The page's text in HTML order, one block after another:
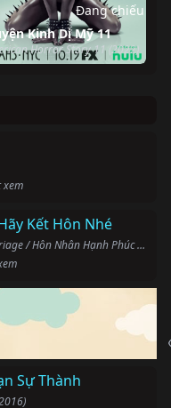
Kinh Dị Mỹ 11
Horror Story 11 (2022)
Đang chiếu
Kết Hôn Nhé
My Merry Marriage / Hôn Nhân Hạnh Phúc (2024)
Sự Thành